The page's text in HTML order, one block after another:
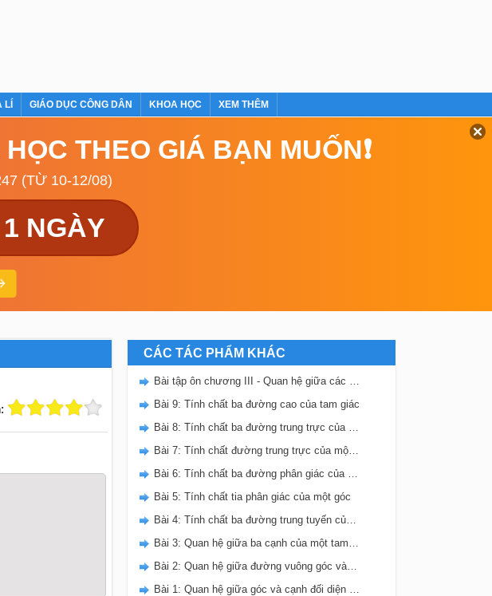
LÍ GIÁO DỤC CÔNG DÂN KHOA HỌC XEM THÊM
THEO GIÁ BẠN MUỐN❗
(TỪ 10-12/08)
NGÀY
CÁC TÁC PHẨM KHÁC
Bài tập ôn chương III - Quan hệ giữa các yếu tố trong tam giác. Các đường đồng quy trong tam giác
Bài 9: Tính chất ba đường cao của tam giác
Bài 8: Tính chất ba đường trung trực của tam giác
Bài 7: Tính chất đường trung trực của một đoạn thẳng
Bài 6: Tính chất ba đường phân giác của tam giác
Bài 5: Tính chất tia phân giác của một góc
Bài 4: Tính chất ba đường trung tuyến của tam giác
Bài 3: Quan hệ giữa ba cạnh của một tam giác. Bất đẳng thức tam giác
Bài 2: Quan hệ giữa đường vuông góc và đường xiên, đường xiên và hình chiếu
Bài 1: Quan hệ giữa góc và cạnh đối diện trong một tam giác